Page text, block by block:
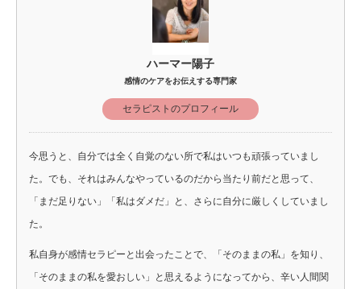
ハーマー陽子
感情のケアをお伝えする専門家
セラピストのプロフィール
今思うと、自分では全く自覚のない所で私はいつも頑張っていまし
た。でも、それはみんなやっているのだから当たり前だと思って、
「まだ足りない」「私はダメだ」と、さらに自分に厳しくしていまし
た。
私自身が感情セラピーと出会ったことで、「そのままの私」を知り、
「そのままの私を愛おしい」と思えるようになってから、辛い人間関